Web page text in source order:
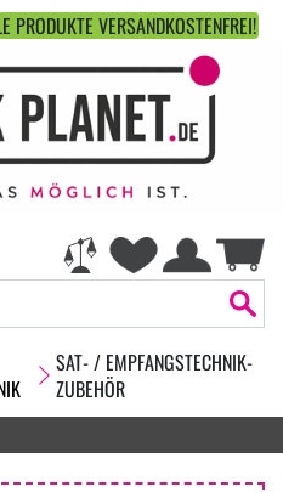
PRODUKTE VERSANDKOSTENFREI!
SAT- / EMPFANGSTECHNIK-
ZUBEHÖR